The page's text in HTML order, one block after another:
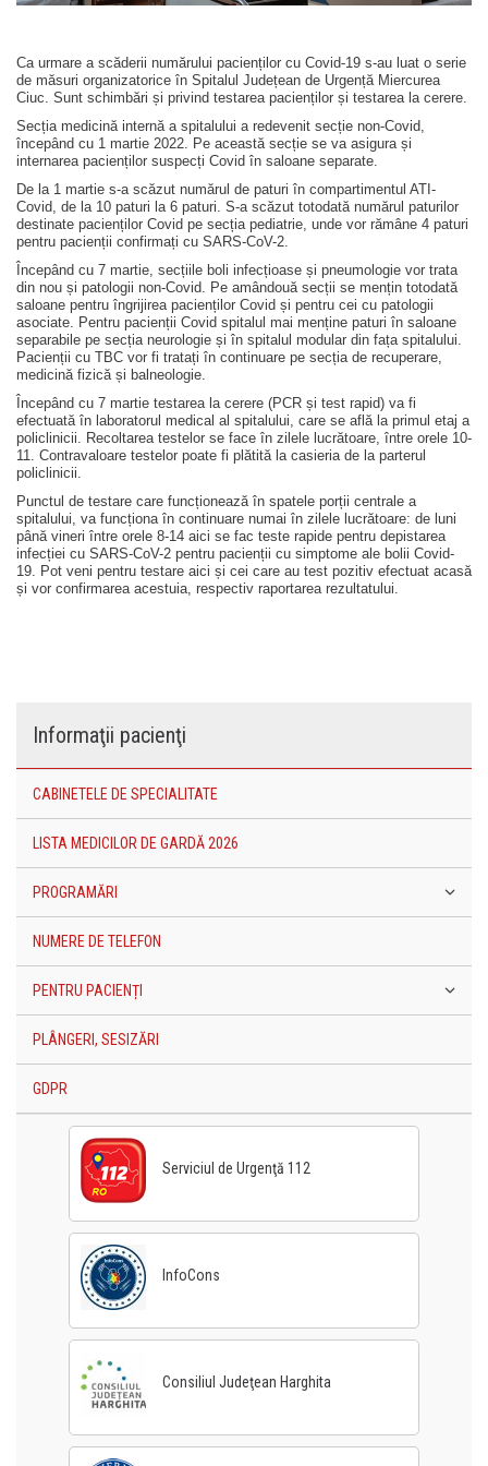
Ca urmare a scăderii numărului pacienților cu Covid-19 s-au luat o serie
de măsuri organizatorice în Spitalul Județean de Urgență Miercurea
Ciuc. Sunt schimbări și privind testarea pacienților și testarea la cerere.
Secția medicină internă a spitalului a redevenit secție non-Covid,
începând cu 1 martie 2022. Pe această secție se va asigura și
internarea pacienților suspecți Covid în saloane separate.
De la 1 martie s-a scăzut numărul de paturi în compartimentul ATI-
Covid, de la 10 paturi la 6 paturi. S-a scăzut totodată numărul paturilor
destinate pacienților Covid pe secția pediatrie, unde vor rămâne 4 paturi
pentru pacienții confirmați cu SARS-CoV-2.
Începând cu 7 martie, secțiile boli infecțioase și pneumologie vor trata
din nou și patologii non-Covid. Pe amândouă secții se mențin totodată
saloane pentru îngrijirea pacienților Covid și pentru cei cu patologii
asociate. Pentru pacienții Covid spitalul mai menține paturi în saloane
separabile pe secția neurologie și în spitalul modular din fața spitalului.
Pacienții cu TBC vor fi tratați în continuare pe secția de recuperare,
medicină fizică și balneologie.
Începând cu 7 martie testarea la cerere (PCR și test rapid) va fi
efectuată în laboratorul medical al spitalului, care se află la primul etaj a
policlinicii. Recoltarea testelor se face în zilele lucrătoare, între orele 10-
11. Contravaloare testelor poate fi plătită la casieria de la parterul
policlinicii.
Punctul de testare care funcționează în spatele porții centrale a
spitalului, va funcționa în continuare numai în zilele lucrătoare: de luni
până vineri între orele 8-14 aici se fac teste rapide pentru depistarea
infecției cu SARS-CoV-2 pentru pacienții cu simptome ale bolii Covid-
19. Pot veni pentru testare aici și cei care au test pozitiv efectuat acasă
și vor confirmarea acestuia, respectiv raportarea rezultatului.
Informaţii pacienţi
CABINETELE DE SPECIALITATE
LISTA MEDICILOR DE GARDĂ 2026
PROGRAMĂRI
NUMERE DE TELEFON
PENTRU PACIENȚI
PLÂNGERI, SESIZĂRI
GDPR
Serviciul de Urgenţă 112
InfoCons
Consiliul Judeţean Harghita